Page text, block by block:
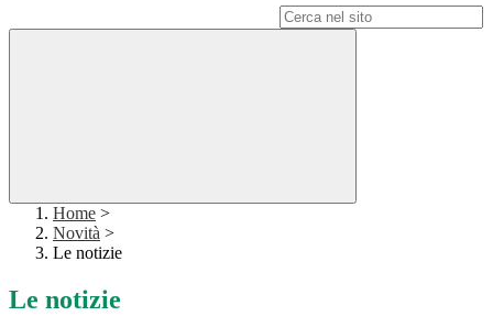
Home >
Novità >
Le notizie
Le notizie